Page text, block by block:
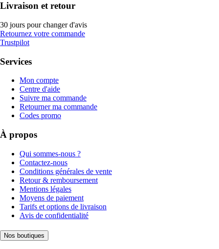
Livraison et retour
30 jours pour changer d'avis
Retournez votre commande
Trustpilot
Services
Mon compte
Centre d'aide
Suivre ma commande
Retourner ma commande
Codes promo
À propos
Qui sommes-nous ?
Contactez-nous
Conditions générales de vente
Retour & remboursement
Mentions légales
Moyens de paiement
Tarifs et options de livraison
Avis de confidentialité
Nos boutiques